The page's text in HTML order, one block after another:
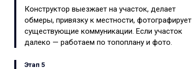
Конструктор выезжает на участок, делает
обмеры, привязку к местности, фотографирует
существующие коммуникации. Если участок
далеко — работаем по топоплану и фото.
Этап 5